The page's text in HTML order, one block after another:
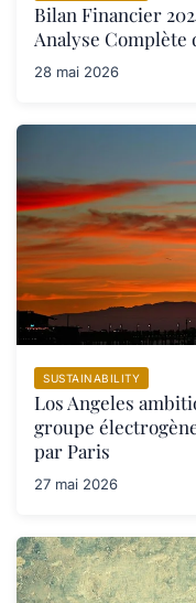
Bilan Financier
Analyse Complète
28 mai 2026
SUSTAINABILITY
Los Angeles
groupe
par Paris
27 mai 2026